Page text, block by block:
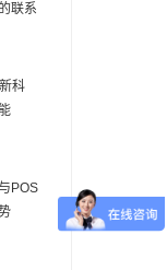
联系
科
POS